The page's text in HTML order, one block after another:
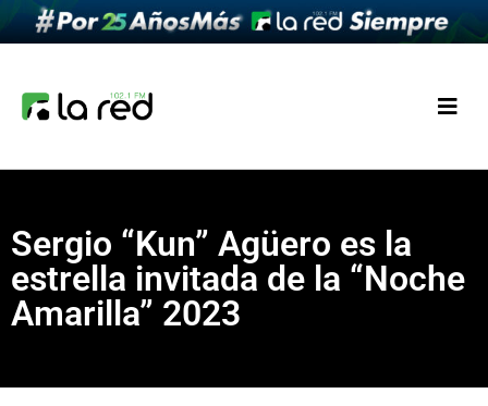
Sergio “Kun” Agüero es la
estrella invitada de la “Noche
Amarilla” 2023